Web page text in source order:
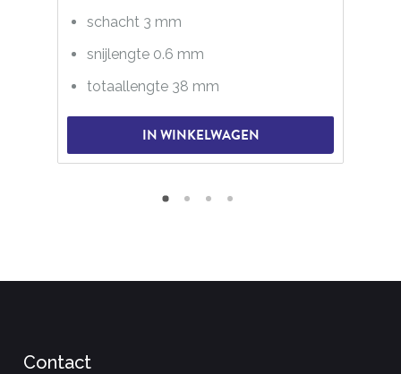
schacht 3 mm
snijlengte 0.6 mm
totaallengte 38 mm
IN WINKELWAGEN
Contact